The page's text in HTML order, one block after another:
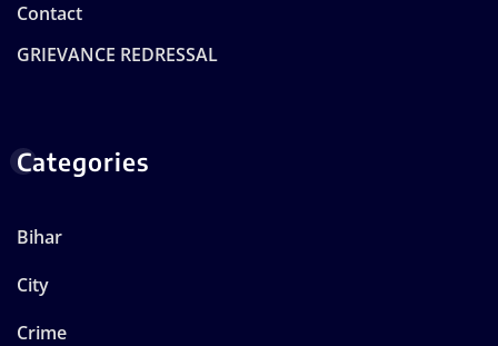
Contact
GRIEVANCE REDRESSAL
Categories
Bihar
City
Crime